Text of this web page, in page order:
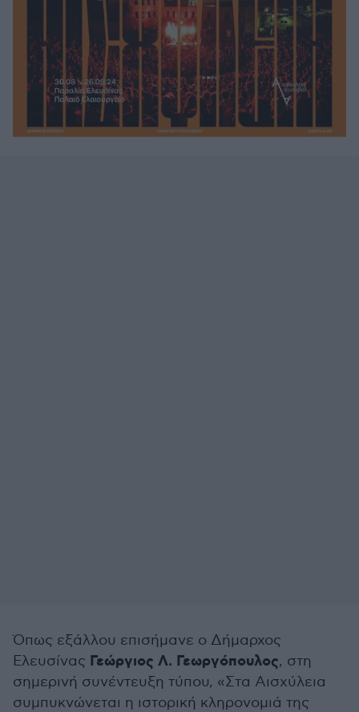
Όπως εξάλλου επισήμανε ο Δήμαρχος
Ελευσίνας Γεώργιος Λ. Γεωργόπουλος, στη
σημερινή συνέντευξη τύπου, «Στα Αισχύλεια
συμπυκνώνεται η ιστορική κληρονομιά της